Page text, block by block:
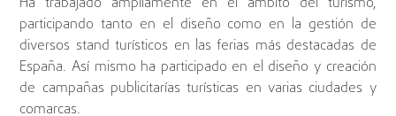
participando tanto en el diseño como en la gestión de
diversos stand turísticos en las ferias más destacadas de
España. Así mismo ha participado en el diseño y creación
de campañas publicitarías turísticas en varias ciudades y
comarcas.